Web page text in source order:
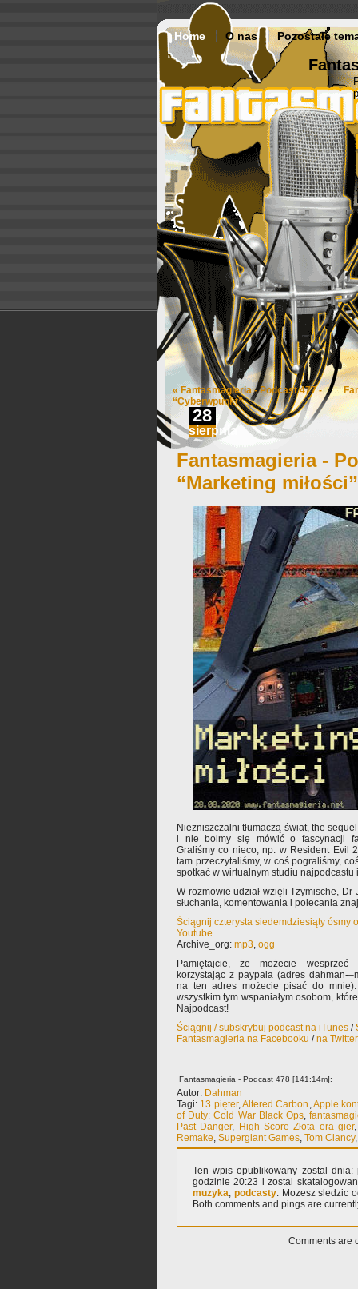
Home O nas Pozostałe
« Fantasmagieria - Podcast 477 -
“Cyberwpunkt”
28
sierpnia
Fantasmagieria -
“Marketing miłości”
Niezniszczalni tłumaczą świat, the
i nie boimy się mówić o fascynacji
Graliśmy co nieco, np. w Resident Evil
tam przeczytaliśmy, w coś pograliśmy,
spotkać w wirtualnym studiu najpodcastu
W rozmowie udział wzięli Tzymische,
słuchania, komentowania i polecania
Ściągnij czterysta siedemdziesiąty ósmy
Youtube
Archive_org: mp3, ogg
Pamiętajcie, że możecie wesprzeć
korzystając z paypala (adres dahman-
na ten adres możecie pisać do
wszystkim tym wspaniałym osobom,
Najpodcast!
Ściągnij / subskrybuj podcast na iTunes /
Fantasmagieria na Facebooku /na
Fantasmagieria - Podcast 478 [141:14m]:
Autor: Dahman
Tagi: 13 pięter,Altered Carbon ,Apple
of Duty: Cold War Black Ops,
Past Danger, High Score Złota era gier
Remake, Supergiant Games, Tom Clancy
Ten wpis opublikowany zostal
godzinie 20:23 i zostal
muzyka, podcasty. Mozesz sledzic
Both comments and pings are
Comments are